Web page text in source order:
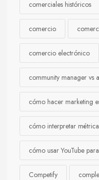
comerciales históricos
comercio
comercio electrónico
community manager vs
cómo hacer marketing
cómo interpretar
cómo usar YouTube
Competify